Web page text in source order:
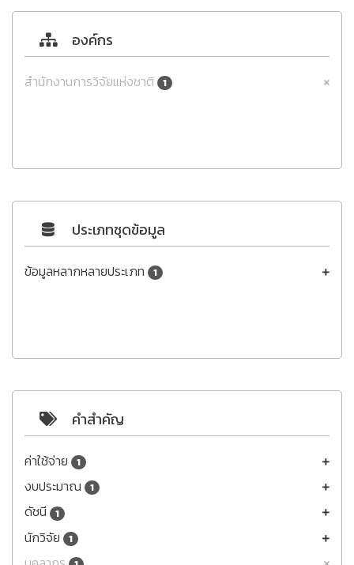
องค์กร
สำนักงานการวิจัยแห่งชาติ 1
ประเภทชุดข้อมูล
ข้อมูลหลากหลายประเภท 1
คำสำคัญ
ค่าใช้จ่าย 1
งบประมาณ 1
ดัชนี 1
นักวิจัย 1